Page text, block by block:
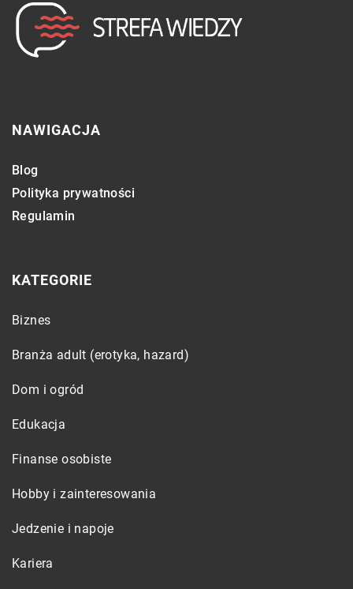
NAWIGACJA
Blog
Polityka prywatności
Regulamin
KATEGORIE
Biznes
Branża adult (erotyka, hazard)
Dom i ogród
Edukacja
Finanse osobiste
Hobby i zainteresowania
Jedzenie i napoje
Kariera